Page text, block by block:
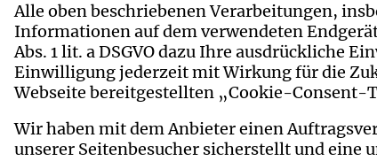
Alle oben beschriebenen Verarbeitungen,
Informationen auf dem verwendeten
Abs. 1 lit. a DSGVO dazu Ihre ausdrückliche
Einwilligung jederzeit mit Wirkung für die
Webseite bereitgestellten „Cookie-Consent-
Wir haben mit dem Anbieter einen
unserer Seitenbesucher sicherstellt und eine